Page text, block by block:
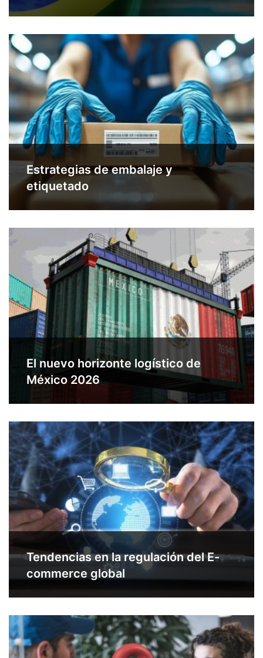
Estrategias de embalaje y
etiquetado
El nuevo horizonte logístico de
México 2026
Tendencias en la regulación del E-
commerce global